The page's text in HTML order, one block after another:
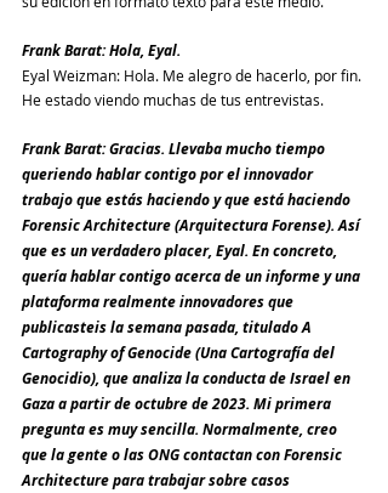
Frank Barat: Hola, Eyal.
Eyal Weizman: Hola. Me alegro de hacerlo, por fin.
He estado viendo muchas de tus entrevistas.
Frank Barat: Gracias. Llevaba mucho tiempo
queriendo hablar contigo por el innovador
trabajo que estás haciendo y que está haciendo
Forensic Architecture (Arquitectura Forense). Así
que es un verdadero placer, Eyal. En concreto,
quería hablar contigo acerca de un informe y una
plataforma realmente innovadores que
publicasteis la semana pasada, titulado A
Cartography of Genocide (Una Cartografía del
Genocidio), que analiza la conducta de Israel en
Gaza a partir de octubre de 2023. Mi primera
pregunta es muy sencilla. Normalmente, creo
que la gente o las ONG contactan con Forensic
Architecture para trabajar sobre casos